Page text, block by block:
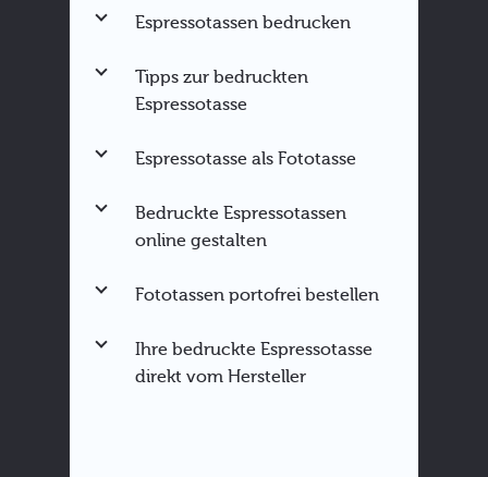
Espressotassen bedrucken
Hier direkt ausprobieren
Tipps zur bedruckten
Espressotasse
Tassen für bestimmte Anlässe
Tassen bedrucken
Fototasse als
Espressotasse als Fototasse
Bedruckte Espressotassen
online gestalten
Fototassen portofrei bestellen
Ihre bedruckte Espressotasse
direkt vom Hersteller